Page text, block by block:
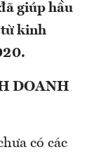
giúp hầu
từ kinh
DOANH
có các